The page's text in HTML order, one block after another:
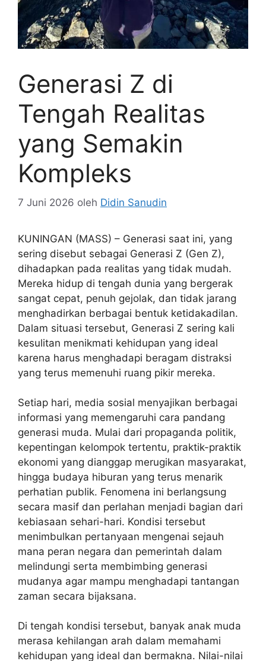
Generasi Z di
Tengah Realitas
yang Semakin
Kompleks‎
7 Juni 2026 oleh Didin Sanudin
KUNINGAN (MASS) – ‎Generasi saat ini, yang
sering disebut sebagai Generasi Z (Gen Z),
dihadapkan pada realitas yang tidak mudah.
Mereka hidup di tengah dunia yang bergerak
sangat cepat, penuh gejolak, dan tidak jarang
menghadirkan berbagai bentuk ketidakadilan.
Dalam situasi tersebut, Generasi Z sering kali
kesulitan menikmati kehidupan yang ideal
karena harus menghadapi beragam distraksi
yang terus memenuhi ruang pikir mereka.
‎Setiap hari, media sosial menyajikan berbagai
informasi yang memengaruhi cara pandang
generasi muda. Mulai dari propaganda politik,
kepentingan kelompok tertentu, praktik-praktik
ekonomi yang dianggap merugikan masyarakat,
hingga budaya hiburan yang terus menarik
perhatian publik. Fenomena ini berlangsung
secara masif dan perlahan menjadi bagian dari
kebiasaan sehari-hari. Kondisi tersebut
menimbulkan pertanyaan mengenai sejauh
mana peran negara dan pemerintah dalam
melindungi serta membimbing generasi
mudanya agar mampu menghadapi tantangan
zaman secara bijaksana.
‎Di tengah kondisi tersebut, banyak anak muda
merasa kehilangan arah dalam memahami
kehidupan yang ideal dan bermakna. Nilai-nilai